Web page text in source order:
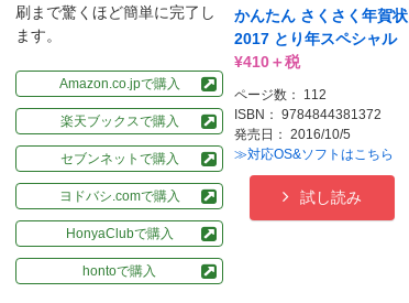
刷まで驚くほど簡単に完了し
ます。
Amazon.co.jpで購入
楽天ブックスで購入
セブンネットで購入
ヨドバシ.comで購入
HonyaClubで購入
hontoで購入
かんたん さくさく年賀状
2017 とり年スペシャル
¥410＋税
ページ数： 112
ISBN： 9784844381372
発売日： 2016/10/5
≫対応OS&ソフトはこちら
試し読み